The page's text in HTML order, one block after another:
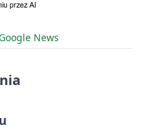
Google News